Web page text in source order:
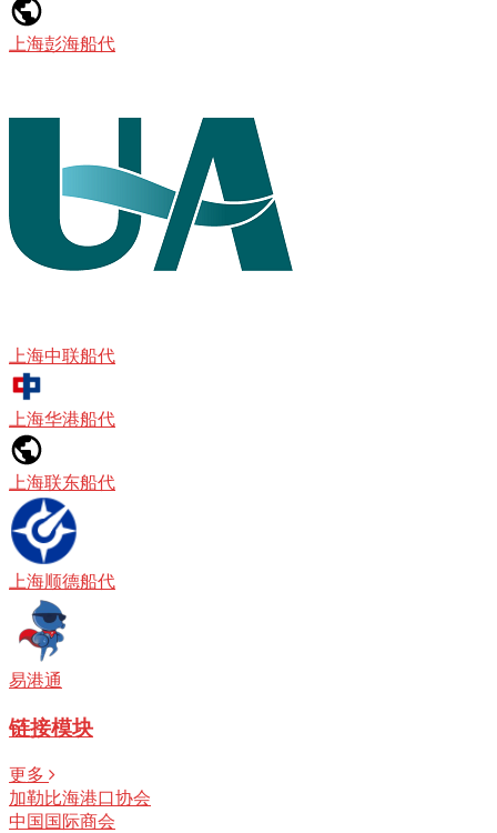
上海彭海船代
上海中联船代
上海华港船代
上海联东船代
上海顺德船代
易港通
链接模块
更多
加勒比海港口协会
中国国际商会